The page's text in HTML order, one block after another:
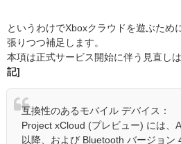
というわけでXboxクラウドを遊ぶため
張りつつ補足します。
本項は正式サービス開始に伴う見直し
記]
互換性のあるモバイル デバイス：
Project xCloud (プレビュー) には、
以降、および Bluetooth バージョン